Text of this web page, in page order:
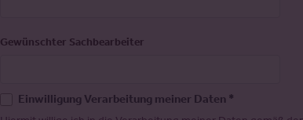
Gewünschter Sachbearbeiter
Einwilligung Verarbeitung meiner Daten *